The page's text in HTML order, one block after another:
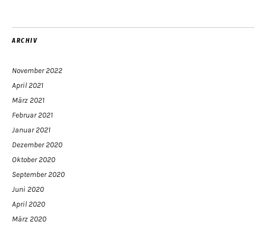
ARCHIV
November 2022
April 2021
März 2021
Februar 2021
Januar 2021
Dezember 2020
Oktober 2020
September 2020
Juni 2020
April 2020
März 2020